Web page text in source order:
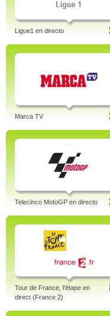
Ligue1 en directo
Marca TV
Telecinco MotoGP en directo
Tour de France, l'étape en
direct (France 2)